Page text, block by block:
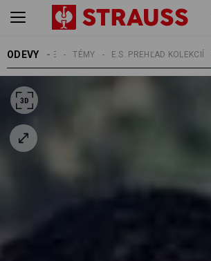
ODEVY E.S. PREHĽAD KOLEKCIÍ
TÉMY
PÁNSKE